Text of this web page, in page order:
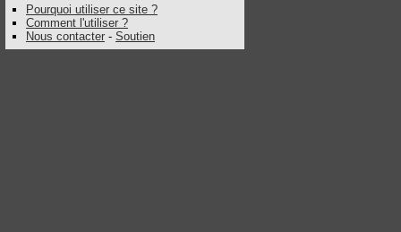
Pourquoi utiliser ce site ?
Comment l'utiliser ?
Nous contacter - Soutien